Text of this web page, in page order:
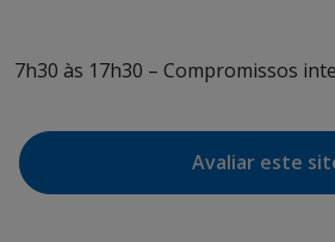
7h30 às 17h30 – Compromissos
Avaliar este